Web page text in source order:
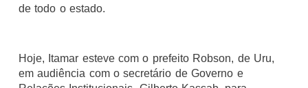
de todo o estado.
Hoje, Itamar esteve com o prefeito Robson, de Uru,
em audiência com o secretário de Governo e